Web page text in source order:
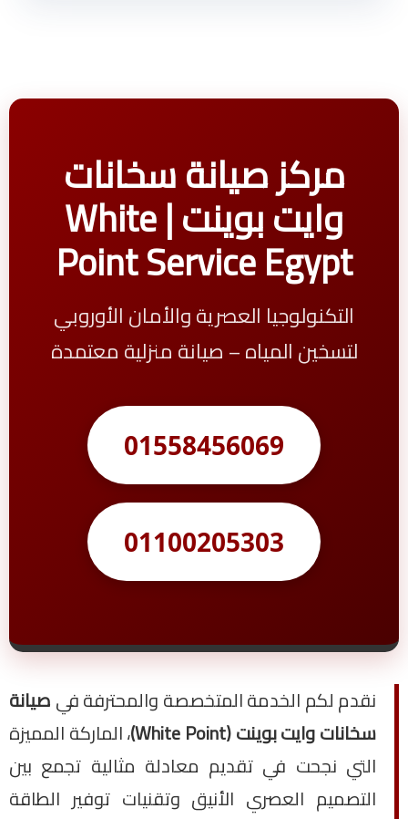
مركز صيانة سخانات
وايت بوينت | White
Point Service Egypt
التكنولوجيا العصرية والأمان الأوروبي
لتسخين المياه – صيانة منزلية معتمدة
01558456069
01100205303
نقدم لكم الخدمة المتخصصة والمحترفة فيصيانة
سخانات وايت بوينت (White Point)
، الماركة المميزة
التي نجحت في تقديم معادلة مثالية تجمع بين
التصميم العصري الأنيق وتقنيات توفير الطاقة